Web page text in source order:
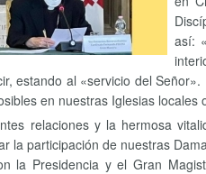
así:
estando al «servicio del
en nuestras Iglesias
relaciones y la hermosa
la participación de nuestras
la Presidencia y el Gran